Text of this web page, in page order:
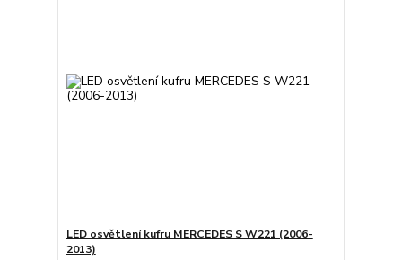
LED osvětlení kufru MERCEDES S W221 (2006-
2013)